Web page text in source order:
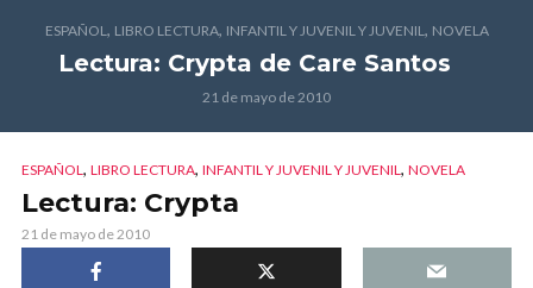
ESPAÑOL, LIBRO LECTURA, INFANTIL Y JUVENIL Y JUVENIL, NOVELA
Lectura: Crypta de Care Santos
21 de mayo de 2010
ESPAÑOL, LIBRO LECTURA, INFANTIL Y JUVENIL Y JUVENIL, NOVELA
Lectura: Crypta
21 de mayo de 2010